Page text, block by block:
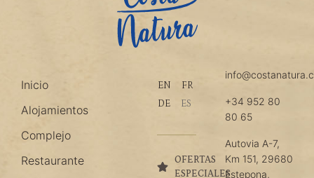
Inicio
Alojamientos
Complejo
Restaurante
EN
FR
DE
ES
OFERTAS
ESPECIALES
+34 952 80
80 65
Autovia A-7,
Km 151, 29680
Estepona,